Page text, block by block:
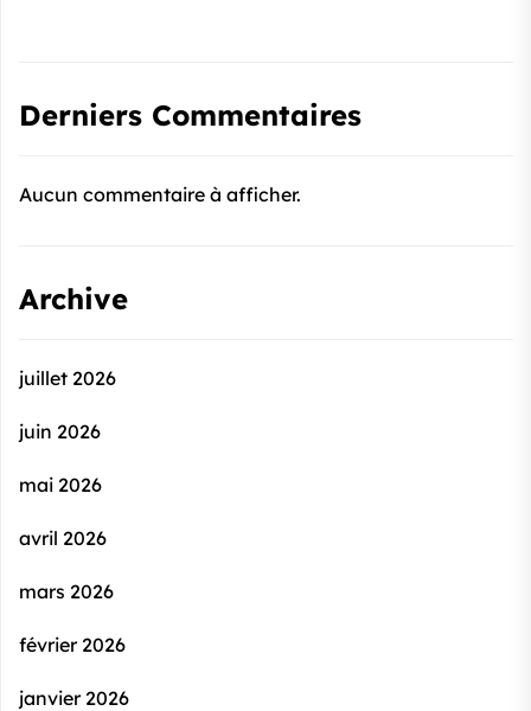
Derniers Commentaires
Aucun commentaire à afficher.
Archive
juillet 2026
juin 2026
mai 2026
avril 2026
mars 2026
février 2026
janvier 2026